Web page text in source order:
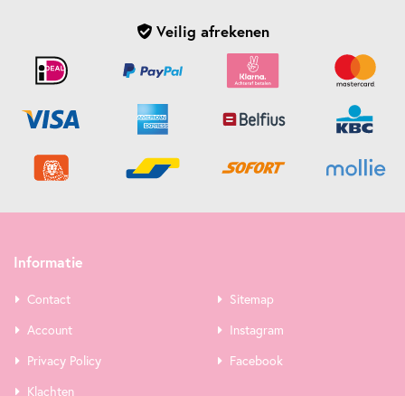
Veilig afrekenen
Informatie
Contact
Account
Privacy Policy
Klachten
Sitemap
Instagram
Facebook